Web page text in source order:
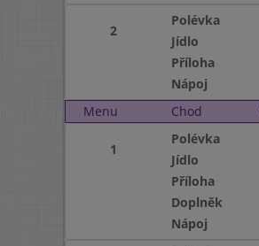
2
Polévka
Jídlo
Příloha
Nápoj
Menu
Chod
1
Polévka
Jídlo
Příloha
Doplněk
Nápoj